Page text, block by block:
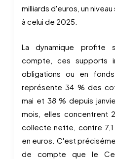
milliards d'euros, un
à celui de 2025.
La dynamique profite
compte, ces supports
obligations ou en
représente 34 % des
mai et 38 % depuis
mois, elles concentrent
collecte nette, contre
en euros. C'est
de compte que le